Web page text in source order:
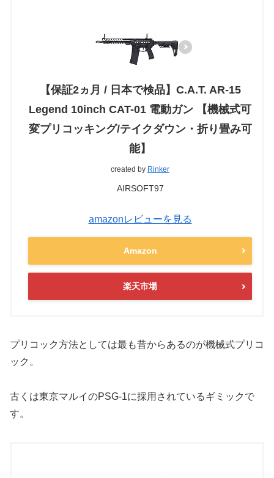
【保証2ヵ月 / 日本で検品】C.A.T. AR-15
Legend 10inch CAT-01 電動ガン 【機械式可
変プリコッキング/テイクダウン・折り畳み可
能】
created by Rinker
AIRSOFT97
amazonレビューを見る
Amazon
楽天市場
プリコック方法としては最も昔からあるのが機械式プリコ
ック。
古くは東京マルイのPSG-1に採用されているギミックで
す。